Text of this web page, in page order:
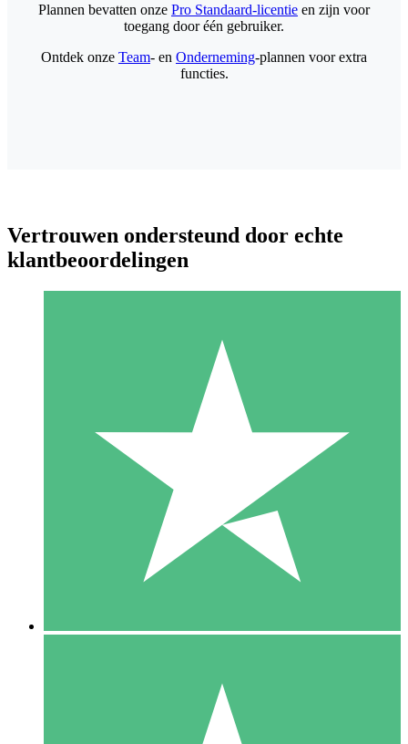
Individuele Creditpakketten
Betaal per gebruik met downloadtegoeden. Geen maandelijkse
1000
10 Downloaden
20 00
Plannen bevatten onze Pro Standaard-licentie en zijn voor
toegang door één gebruiker.
Ontdek onze Team- en Onderneming-plannen voor extra
functies.
Vertrouwen ondersteund door echte
klantbeoordelingen